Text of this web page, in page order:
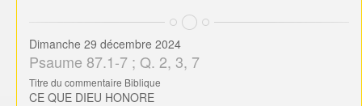
Dimanche 29 décembre 2024
Psaume 87.1-7 ; Q. 2, 3, 7
Titre du commentaire Biblique
CE QUE DIEU HONORE